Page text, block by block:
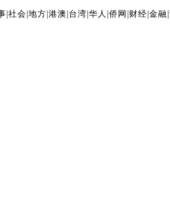
|社会 |地方 |港澳 台湾 |华人 |侨网 财经 |金融 |